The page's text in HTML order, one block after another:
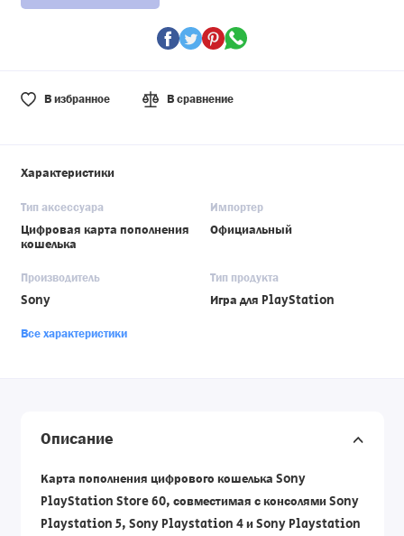
В избранное В сравнение
Характеристики
Тип аксессуара
Цифровая карта пополнения
кошелька
Импортер
Официальный
Производитель
Sony
Тип продукта
Игра для PlayStation
Все характеристики
Описание
Карта пополнения цифрового кошелька Sony
PlayStation Store 60, совместимая с консолями Sony
Playstation 5, Sony Playstation 4 и Sony Playstation